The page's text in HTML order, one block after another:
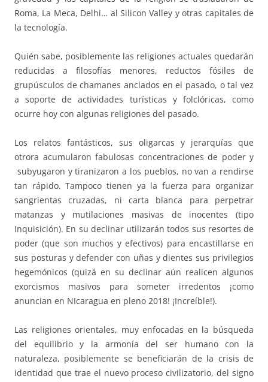
Roma, La Meca, Delhi… al Silicon Valley y otras capitales de
la tecnología.
Quién sabe, posiblemente las religiones actuales quedarán
reducidas a filosofías menores, reductos fósiles de
grupúsculos de chamanes anclados en el pasado, o tal vez
a soporte de actividades turísticas y folclóricas, como
ocurre hoy con algunas religiones del pasado.
Los relatos fantásticos, sus oligarcas y jerarquías que
otrora acumularon fabulosas concentraciones de poder y
subyugaron y tiranizaron a los pueblos, no van a rendirse
tan rápido. Tampoco tienen ya la fuerza para organizar
sangrientas cruzadas, ni carta blanca para perpetrar
matanzas y mutilaciones masivas de inocentes (tipo
Inquisición). En su declinar utilizarán todos sus resortes de
poder (que son muchos y efectivos) para encastillarse en
sus posturas y defender con uñas y dientes sus privilegios
hegemónicos (quizá en su declinar aún realicen algunos
exorcismos masivos para someter irredentos ¡como
anuncian en NIcaragua en pleno 2018! ¡Increíble!).
Las religiones orientales, muy enfocadas en la búsqueda
del equilibrio y la armonía del ser humano con la
naturaleza, posiblemente se beneficiarán de la crisis de
identidad que trae el nuevo proceso civilizatorio, del signo